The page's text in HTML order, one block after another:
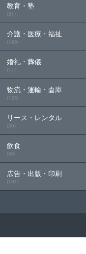
教育・塾
(31)
介護・医療・福祉
(168)
婚礼・葬儀
(11)
物流・運輸・倉庫
(125)
リース・レンタル
(30)
飲食
(56)
広告・出版・印刷
(101)